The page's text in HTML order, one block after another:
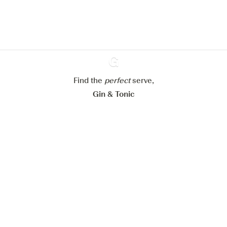
Ginventory
Find the perfectserve,
Gin & Tonic
Paramétrer mes cookies
Refuser tout Accepter tout